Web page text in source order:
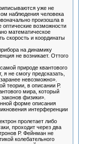
уже не
наблюдения человека
произошла в
возможности
математическое
скорость и координаты
на динамику
не возникает. Оттого
природе квантового
не смогу предсказать,
невозможно».
теории, в описании Р.
мира, который
физики».
форме описания
интерференции
пролетает либо
проходит через два
Р. Фейнман не
колебательного